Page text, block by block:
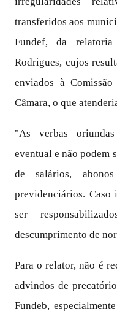
transferidos aos
Fundef, da
Rodrigues, cujos
enviados à
Câmara, o que
"As verbas
eventual e não podem
de salários,
previdenciários. Caso
ser
descumprimento de
Para o relator, não é
advindos de
Fundeb,